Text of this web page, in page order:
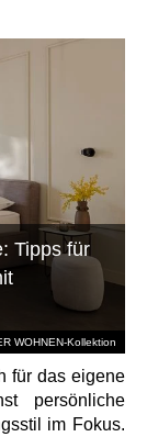
WOHNEN-Kollektion
Tipps für
für das eigene
persönliche
im Fokus.